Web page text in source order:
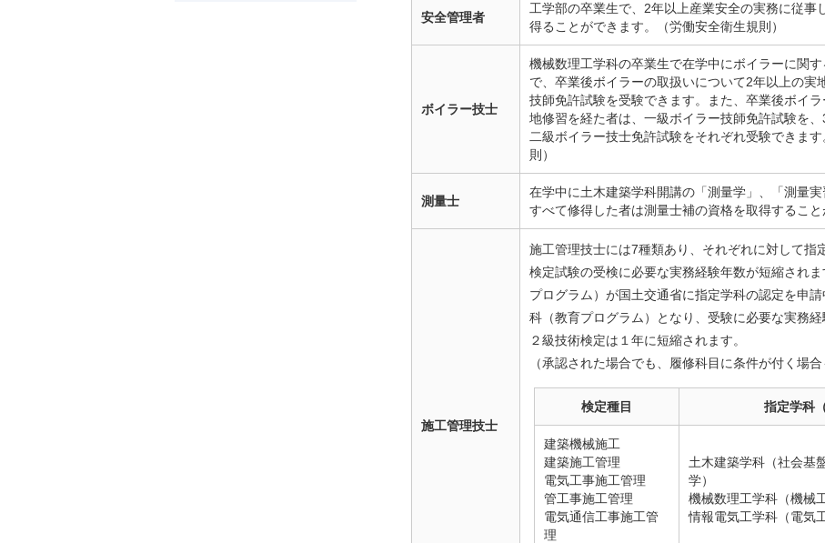
安全管理者
工学部の卒業生で、2年以上産業安全の実務に従事
得ることができます。（労働安全衛生規則）
ボイラー技士
機械数理工学科の卒業生で在学中にボイラーに関
で、卒業後ボイラーの取扱いについて2年以上の実
技師免許試験を受験できます。また、卒業後ボイ
地修習を経た者は、一級ボイラー技師免許試験を
二級ボイラー技士免許試験をそれぞれ受験できま
則）
測量士
在学中に土木建築学科開講の「測量学」、「測量
すべて修得した者は測量士補の資格を取得すること
施工管理技士
施工管理技士には7種類あり、それぞれに対して指
検定試験の受検に必要な実務経験年数が短縮され
プログラム）が国土交通省に指定学科の認定を申
科（教育プログラム）となり、受験に必要な実務経
２級技術検定は１年に短縮されます。
（承認された場合でも、履修科目に条件が付く場合
検定種目 指定学科
建築機械施工
建築施工管理
電気工事施工管理
管工事施工管理
電気通信工事施工管
理
土木建築学科（社会基
学）
機械数理工学科（機械
情報電気工学科（電気